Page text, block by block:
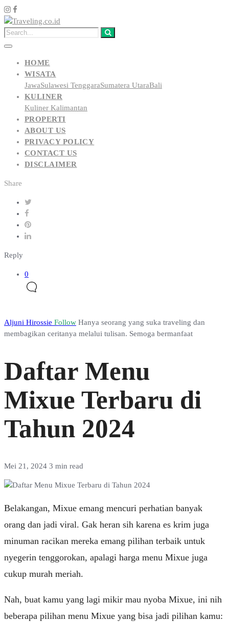
HOME
WISATA
JawaSulawesi TenggaraSumatera UtaraBali
KULINER
Kuliner Kalimantan
PROPERTI
ABOUT US
PRIVACY POLICY
CONTACT US
DISCLAIMER
Share
Reply
0
Aljuni Hirossie Follow Hanya seorang yang suka traveling dan
membagikan ceritanya melalui tulisan. Semoga bermanfaat
Daftar Menu
Mixue Terbaru di
Tahun 2024
Mei 21, 2024 3 min read
Belakangan, Mixue emang mencuri perhatian banyak
orang dan jadi viral. Gak heran sih karena es krim juga
minuman racikan mereka emang pilihan terbaik untuk
nyegerin tenggorokan, apalagi harga menu Mixue juga
cukup murah meriah.
Nah, buat kamu yang lagi mikir mau nyoba Mixue, ini nih
beberapa pilihan menu Mixue yang bisa jadi pilihan kamu: